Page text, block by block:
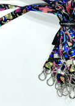
PVC sob
em PVC